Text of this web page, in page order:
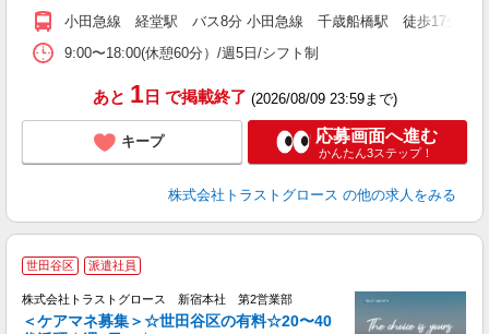
小田急線 経堂駅 バス8分 小田急線 千歳船橋駅 徒歩17分
9:00〜18:00(休憩60分）/週5日/シフト制
あと 1日 で掲載終了 (2026/08/09 23:59まで)
キープ 応募画面へ進む
かんたん3ステップ！
株式会社トラストグロース の他の求人をみる
世田谷区 派遣社員
株式会社トラストグロース 新宿本社 第2営業部
＜ケアマネ募集＞☆世田谷区の有料☆20〜40